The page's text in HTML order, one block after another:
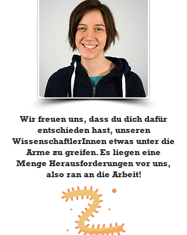
Wir freuen uns, dass du dich dafür
entschieden hast, unseren
WissenschaftlerInnen etwas unter die
Arme zu greifen. Es liegen eine
Menge Herausforderungen vor uns,
also ran an die Arbeit!